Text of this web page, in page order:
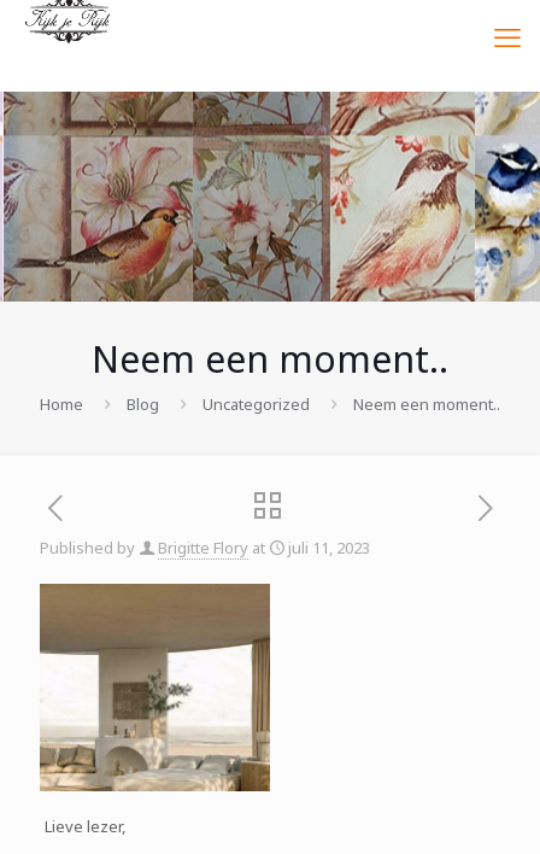
Neem een moment..
Home Blog Uncategorized Neem een moment..
Published by Brigitte Flory at juli 11, 2023
Lieve lezer,